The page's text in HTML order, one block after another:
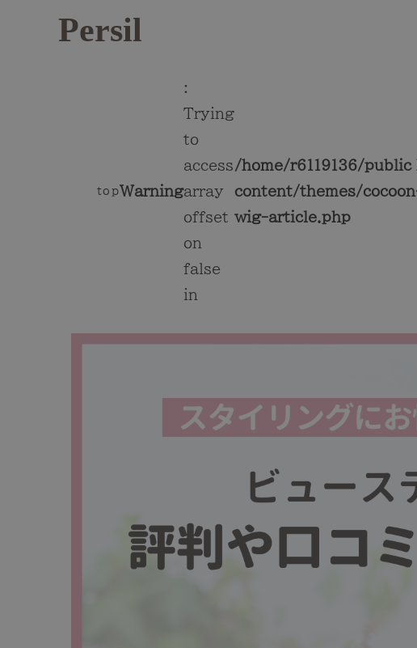
Persil
topWarning
:
Trying
to
access
array
offset
on
false
in
/home/r6119136/
content/themes/
wig-article.php